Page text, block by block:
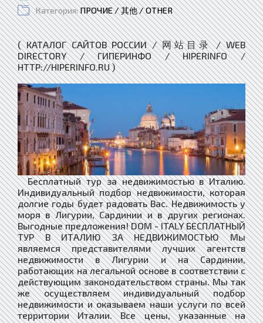
Категория:ПРОЧИЕ / 其他 / OTHER
( КАТАЛОГ САЙТОВ РОССИИ / 网站目录 / WEB
DIRECTORY / ГИПЕРИНФО / HIPERINFO /
HTTP://HIPERINFO.RU )
Бесплатный тур за недвижимостью в Италию.
Индивидуальный подбор недвижимости, которая
долгие годы будет радовать Вас. Недвижимость у
моря в Лигурии, Сардинии и в других регионах.
Выгодные предложения! DOM - ITALY БЕСПЛАТНЫЙ
ТУР В ИТАЛИЮ ЗА НЕДВИЖИМОСТЬЮ Мы
являемся представителями лучших агентств
недвижимости в Лигурии и на Сардинии,
работающих на легальной основе в соответствии с
действующим законодательством страны. Мы так
же осуществляем индивидуальный подбор
недвижимости и оказываем наши услуги по всей
территории Италии. Все цены, указанные на